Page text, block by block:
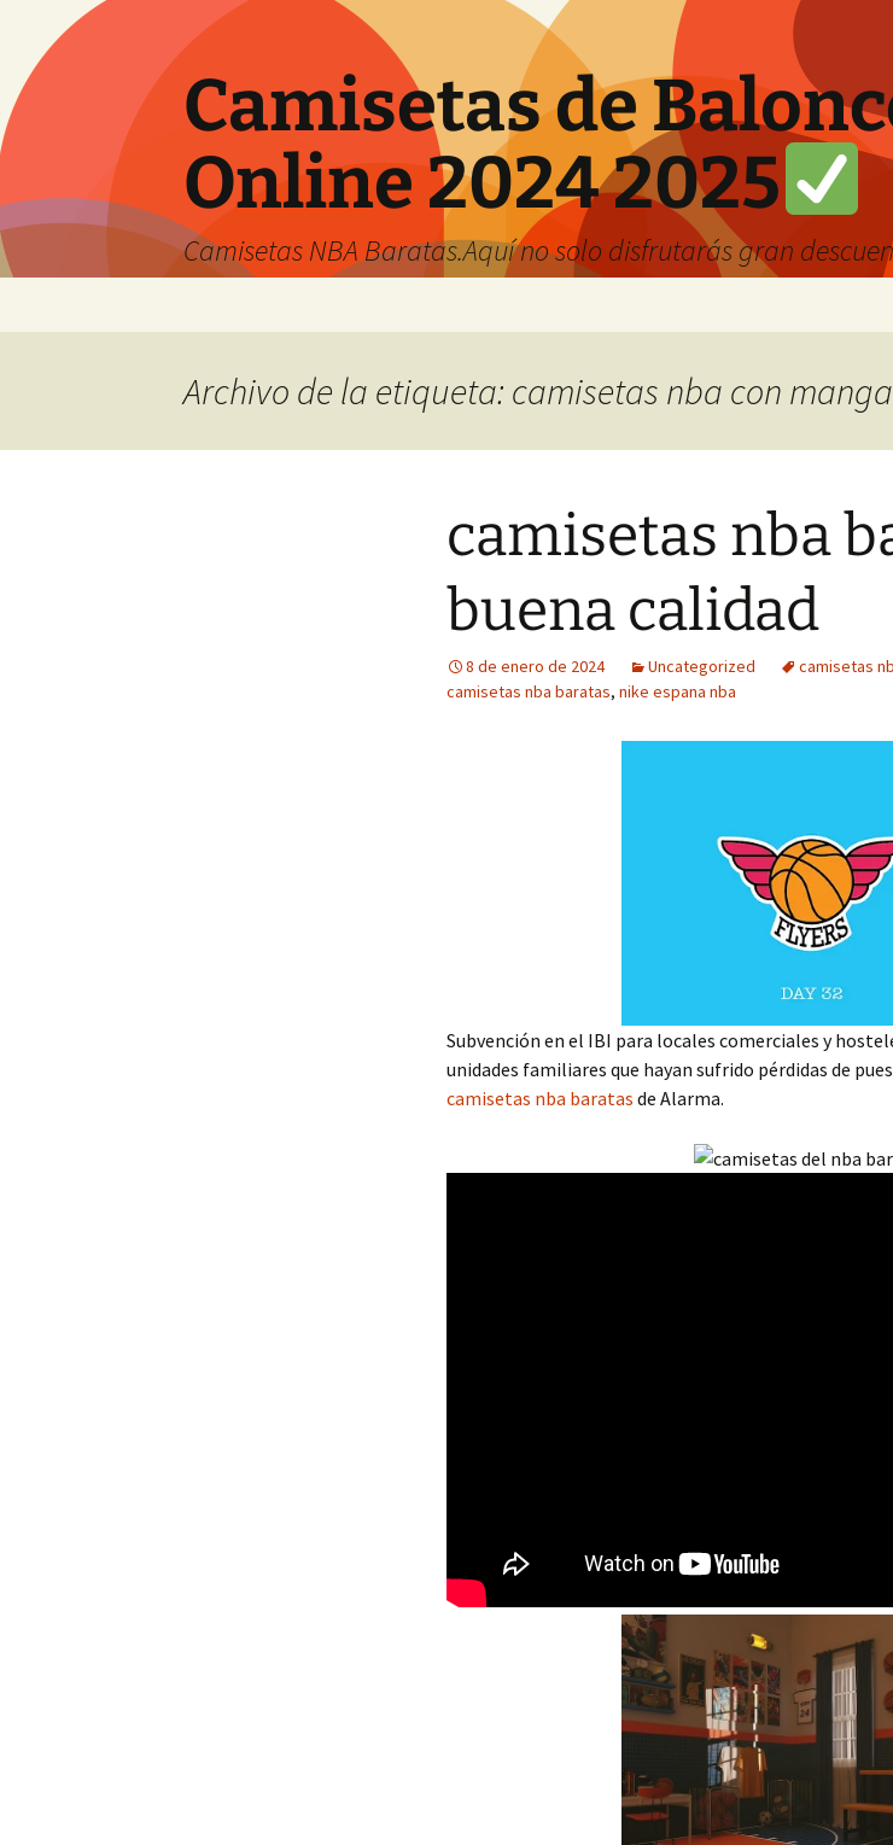
Camisetas de
Online 2024 2025
Camisetas NBA Baratas.Aquí no solo disfrutarás gran
Archivo de la etiqueta: camisetas nba con manga
camisetas nba
buena calidad
8 de enero de 2024 Uncategorized camisetas
camisetas nba baratas, nike espana nba
Subvención en el IBI para locales comerciales y
unidades familiares que hayan sufrido pérdidas de
camisetas nba baratas de Alarma.